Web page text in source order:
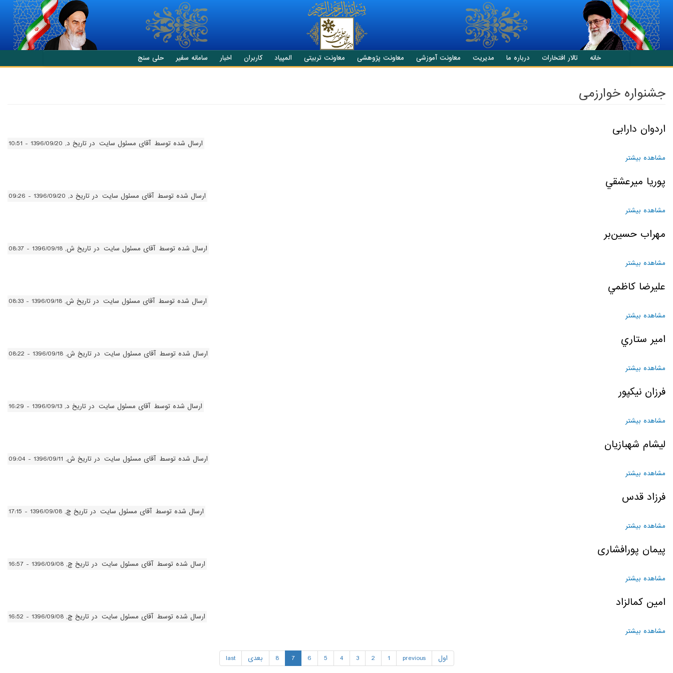
انتقال به محتوای اصلی
خانه تالار افتخارات درباره ما مدیریت معاونت آموزشی معاونت پژوهشی معاونت تربیتی المپیاد کاربران اخبار سامانه سفیر حلی سنج
جشنواره خوارزمی
اردوان دارابی
ارسال شده توسط آقای مسئول سایت در تاریخ د, 1396/09/20 - 10:51
مشاهده بیشتر
پوريا ميرعشقي
ارسال شده توسط آقای مسئول سایت در تاریخ د, 1396/09/20 - 09:26
مشاهده بیشتر
مهراب حسين‌بر
ارسال شده توسط آقای مسئول سایت در تاریخ ش, 1396/09/18 - 08:37
مشاهده بیشتر
عليرضا کاظمي
ارسال شده توسط آقای مسئول سایت در تاریخ ش, 1396/09/18 - 08:33
مشاهده بیشتر
امير ستاري
ارسال شده توسط آقای مسئول سایت در تاریخ ش, 1396/09/18 - 08:22
مشاهده بیشتر
فرزان نیکپور
ارسال شده توسط آقای مسئول سایت در تاریخ د, 1396/09/13 - 16:29
مشاهده بیشتر
لیشام شهبازیان
ارسال شده توسط آقای مسئول سایت در تاریخ ش, 1396/09/11 - 09:04
مشاهده بیشتر
فرزاد قدس
ارسال شده توسط آقای مسئول سایت در تاریخ چ, 1396/09/08 - 17:15
مشاهده بیشتر
پیمان پورافشاری
ارسال شده توسط آقای مسئول سایت در تاریخ چ, 1396/09/08 - 16:57
مشاهده بیشتر
امین کمالزاد
ارسال شده توسط آقای مسئول سایت در تاریخ چ, 1396/09/08 - 16:52
مشاهده بیشتر
اول previous
1
2
3
4
5
6
7
8 بعدی last